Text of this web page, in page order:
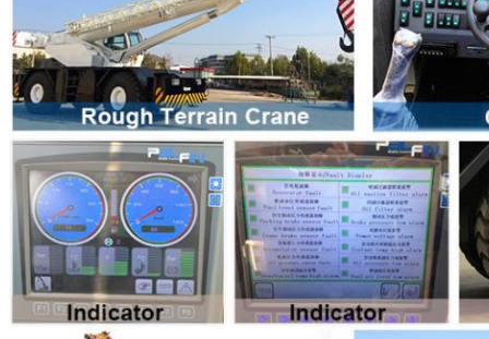
একটি বার্তা রেখে যান
আমরা শীঘ্রই আপনাকে আবার কল